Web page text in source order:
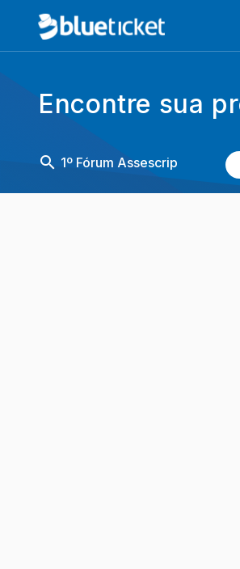
Encontre sua
search